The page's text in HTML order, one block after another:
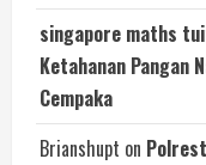
singapore maths
Ketahanan Pangan
Cempaka
Brianshupt on